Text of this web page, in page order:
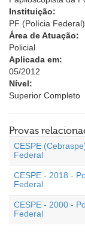
Instituição:
PF (Polícia Federal)
Área de Atuação:
Policial
Aplicada em:
05/2012
Nível:
Superior Completo
Provas
CESPE
Federal
CESPE - 2018 -
Federal
CESPE - 2000 -
Federal